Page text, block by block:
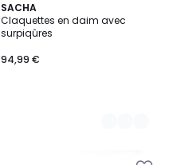
SACHA
Claquettes en daim avec
surpiqûres
94,99 €
2
Couleurs